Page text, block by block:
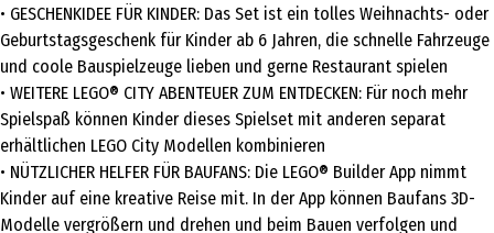
• GESCHENKIDEE FÜR KINDER: Das Set ist ein tolles Weihnachts- oder
Geburtstagsgeschenk für Kinder ab 6 Jahren, die schnelle Fahrzeuge
und coole Bauspielzeuge lieben und gerne Restaurant spielen
• WEITERE LEGO® CITY ABENTEUER ZUM ENTDECKEN: Für noch mehr
Spielspaß können Kinder dieses Spielset mit anderen separat
erhältlichen LEGO City Modellen kombinieren
• NÜTZLICHER HELFER FÜR BAUFANS: Die LEGO® Builder App nimmt
Kinder auf eine kreative Reise mit. In der App können Baufans 3D-
Modelle vergrößern und drehen und beim Bauen verfolgen und